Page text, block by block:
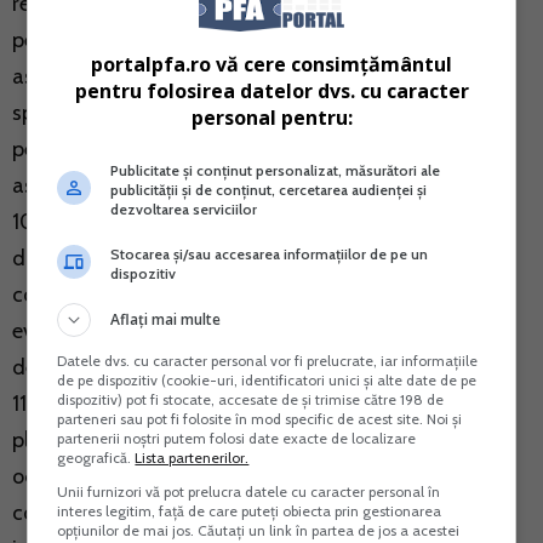
pentru a fi exceptat de la plata contributiei de
asigurari sociale de sanatate, compartimentul de
specialitate opereaza in evidenta fiscala faptul ca
persoana respectiva nu datoreaza contributia de
asigurari sociale de sanatate.
10. Contributia de asigurari sociale de sanatate se
datoreaza inclusiv pentru luna in cursul careia
contribuabilul a indeplinit conditiile de scoatere din
evidenta ca platitor de contributii de asigurari sociale
de sanatate, potrivit legii.
11. Pentru contribuabilii care solicita exceptarea de la
plata contributiei de asigurari sociale de sanatate
odata cu inregistrarea la organul fiscal a
contractului/contractelor de inchiriere si care
portalpfa.ro vă cere consimțământul
pentru folosirea datelor dvs. cu caracter
personal pentru:
Publicitate și conținut personalizat, măsurători ale
publicității și de conținut, cercetarea audienței și
dezvoltarea serviciilor
Stocarea și/sau accesarea informațiilor de pe un
dispozitiv
Aflați mai multe
Datele dvs. cu caracter personal vor fi prelucrate, iar informațiile
de pe dispozitiv (cookie-uri, identificatori unici și alte date de pe
dispozitiv) pot fi stocate, accesate de și trimise către 198 de
parteneri sau pot fi folosite în mod specific de acest site. Noi și
partenerii noștri putem folosi date exacte de localizare
geografică.Lista partenerilor.
Unii furnizori vă pot prelucra datele cu caracter personal în
interes legitim, față de care puteți obiecta prin gestionarea
opțiunilor de mai jos. Căutați un link în partea de jos a acestei